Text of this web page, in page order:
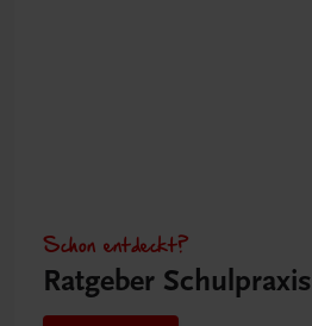
Schon entdeckt?
Ratgeber Schulpraxis